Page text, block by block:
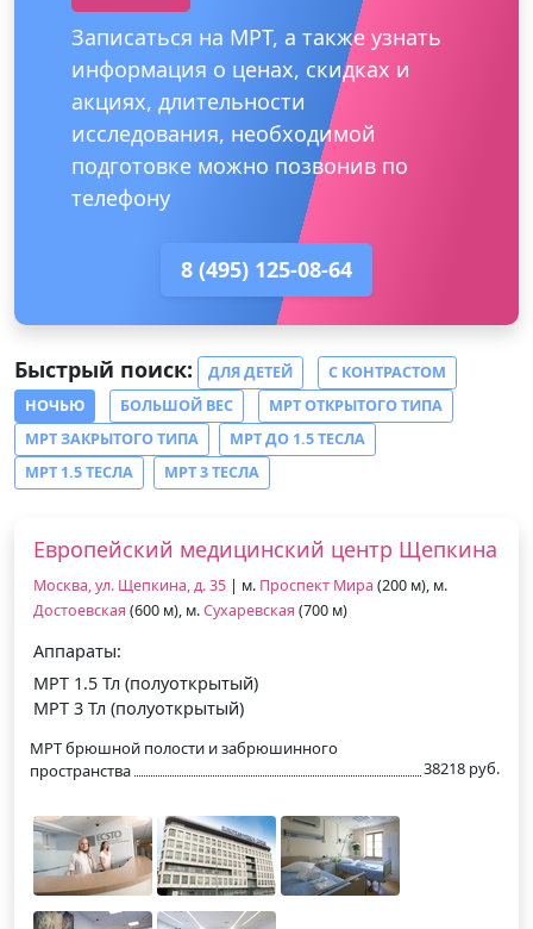
Записаться на МРТ, а также узнать
информация о ценах, скидках и
акциях, длительности
исследования, необходимой
подготовке можно позвонив по
телефону
8 (495) 125-08-64
Быстрый поиск: ДЛЯ ДЕТЕЙ
С КОНТРАСТОМ
НОЧЬЮ
БОЛЬШОЙ ВЕС
МРТ ОТКРЫТОГО ТИПА
МРТ ЗАКРЫТОГО ТИПА
МРТ ДО 1.5 ТЕСЛА
МРТ 1.5 ТЕСЛА
МРТ 3 ТЕСЛА
Европейский медицинский центр Щепкина
Москва, ул. Щепкина, д. 35 | м. Проспект Мира (200 м), м.
Достоевская (600 м), м.Сухаревская (700 м)
Аппараты:
МРТ 1.5 Тл (полуоткрытый)
МРТ 3 Тл (полуоткрытый)
МРТ брюшной полости и забрюшинного
пространства
38218 руб.